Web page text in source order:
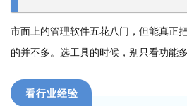
市面上的管理软件五花八门，但能真正
的并不多。选工具的时候，别只看功能
看行业经验